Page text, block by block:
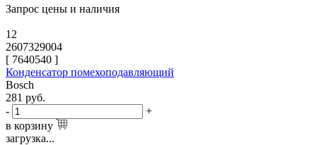
Запрос цены и наличия
12
2607329004
[ 7640540 ]
Конденсатор помехоподавляющий
Bosch
281 руб.
-
+
в корзину
загрузка...